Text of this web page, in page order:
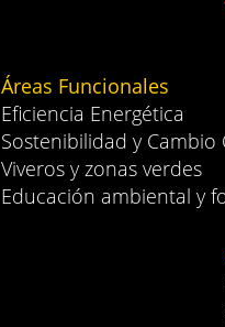
Áreas Funcionales
Eficiencia Energética
Sostenibilidad y Cambio
Viveros y zonas verdes
Educación ambiental y